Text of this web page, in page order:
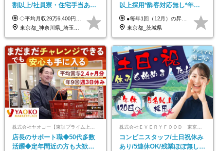
割以上/社員寮・住宅手当あり/
正社員デビューOK/20代～30
代活躍中/全国募集
◇平均月収29万6,400円(各種手当含む) ◇住宅手当⇒最大家賃の半額支給 ◇賞与年2回支給 ■月給22万5,000円以上＋地域手当＋時間外手当＋住宅手当＋家族手当 ※経験やスキルに応じて給与を決定します ※試用期間2ヶ月あり（期間内は時給1,060円以上となります） └地域により上がる可能性があり／例：東京都時給1,370円 └その他待遇に差異なし ＜モデル月収例＞ 1年目：296,400円 3年目：320,000円 【固定残業代について】 なし（残業代は、実際の労働時間に応じて別途全額支給）
東京都_神奈川県_埼玉県_千葉県_大阪府_愛知県_北海道_青森県_岩手県_宮城県_秋田県_山形県_福島県_茨城県_群馬県_新潟県_山梨県_長野県_富山県_石川県_静岡県_岐阜県_三重県_兵庫県_京都府_滋賀県_奈良県_和歌山県_広島県_岡山県_鳥取県_島根県_山口県_徳島県_香川県_愛媛県_高知県_福岡県_熊本県_佐賀県_長崎県_大分県_宮崎県_沖縄県
以上採用*酔客対応無し*年休
120日～*創業59年の安定基盤*
コンビニ経験者優遇
●毎年1回（12月）の昇給で給与にしっかり反映！ ●賞与年2回あり（6月・12月） 月給26万円＋賞与年2回＋交通費全額支給 役職の有無にかかわらず、日々の頑張りは正当に評価します！ リーダー・店長昇格後は等級に合わせて給与UP＋役職手当があるので、 納得感を持って働くことができます◎ ※経験・スキルを考慮の上、決定します ※上記金額には固定残業代（21時間分・3万7300円以上）を含みます。超過分は別途全額支給します ※試用期間3ヶ月間あり（期間中の給与・待遇に差異はありません）
東京都_茨城県
店長のサポート職◆50代多数
活躍◆定年間近の方も大歓
コンビニスタッフ/土日祝休み
あり/5連休OK/残業ほぼ無し/